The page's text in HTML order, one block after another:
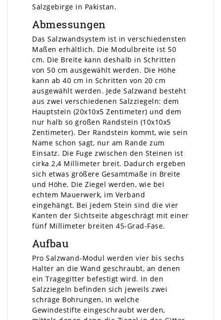
Salzgebirge in Pakistan.
Abmessungen
Das Salzwandsystem ist in verschiedensten
Maßen erhältlich. Die Modulbreite ist 50
cm. Die Breite kann deshalb in Schritten
von 50 cm ausgewählt werden. Die Höhe
kann ab 40 cm in Schritten von 20 cm
ausgewählt werden. Jede Salzwand besteht
aus zwei verschiedenen Salzziegeln: dem
Hauptstein (20x10x5 Zentimeter) und dem
nur halb so großen Randstein (10x10x5
Zentimeter). Der Randstein kommt, wie sein
Name schon sagt, nur am Rande zum
Einsatz. Die Fuge zwischen den Steinen ist
cirka 2,4 Millimeter breit. Dadurch ergeben
sich etwas größere Gesamtmaße in Breite
und Höhe. Die Ziegel werden, wie bei
echtem Mauerwerk, im Verband
eingehängt. Bei jedem Stein sind die vier
Kanten der Sichtseite abgeschrägt mit einer
fünf Millimeter breiten 45-Grad-Fase.
Aufbau
Pro Salzwand-Modul werden vier bis sechs
Halter an die Wand geschraubt, an denen
ein Tragegitter befestigt wird. In den
Salzziegeln befinden sich jeweils zwei
schräge Bohrungen, in welche
Gewindestifte eingeschraubt werden,